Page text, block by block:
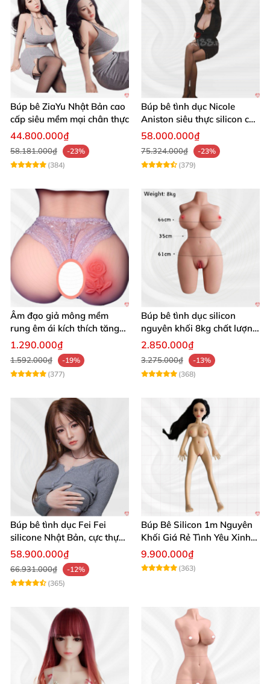
Búp bê ZiaYu Nhật Bản cao
cấp siêu mềm mại chân thực
44.800.000₫
58.181.000₫
-23%
(384)
Búp bê tình dục Nicole
Aniston siêu thực silicon cao
cấp giá tốt
58.000.000₫
75.324.000₫
-23%
(379)
Âm đạo giả mông mềm
rung êm ái kích thích tăng
khoái cảm
1.290.000₫
1.592.000₫
-19%
(377)
Búp bê tình dục silicon
nguyên khối 8kg chất lượng
cao hấp dẫn
2.850.000₫
3.275.000₫
-13%
(368)
Búp bê tình dục Fei Fei
silicone Nhật Bản, cực thực,
giá tốt
58.900.000₫
66.931.000₫
-12%
(365)
Búp Bê Silicon 1m Nguyên
Khối Giá Rẻ Tình Yêu Xinh
Đẹp
9.900.000₫
(363)